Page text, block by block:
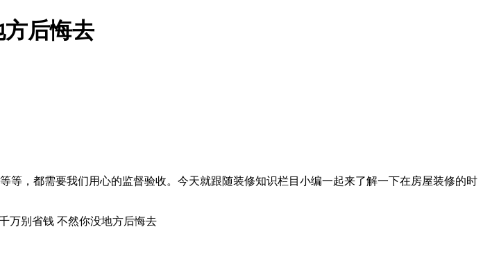
后悔去
，都需要我们用心的监督验收。今天就跟随装修知识栏目小编一起来了解一下在房屋装修的时